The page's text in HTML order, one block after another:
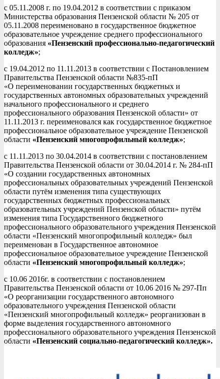
с 05.11.2008 г. по 19.04.2012 в соответствии с приказом
Министерства образования Пензенской области № 205 от
05.11.2008 переименовано в государственное бюджетное
образовательное учреждение среднего профессионального
образования «Пензенский профессионально-педагогический
колледж»;
с 19.04.2012 по 11.11.2013 в соответствии с Постановлением
Правительства Пензенской области №835-пП
«О переименовании государственных бюджетных и
государственных автономных образовательных учреждений
начального профессионального и среднего
профессионального образования Пензенской области» от
11.11.2013 г. переименовался как государственное бюджетное
профессиональное образовательное учреждение Пензенской
области «Пензенский многопрофильный колледж»;
с 11.11.2013 по 30.04.2014 в соответствии с постановлением
Правительства Пензенской области от 30.04.2014 г. № 284-пП
«О создании государственных автономных
профессиональных образовательных учреждений Пензенской
области путём изменения типа существующих
государственных бюджетных профессиональных
образовательных учреждений Пензенской области» путём
изменения типа Государственного бюджетного
профессионального образовательного учреждения Пензенской
области «Пензенский многопрофильный колледж» был
переименован в Государственное автономное
профессиональное образовательное учреждение Пензенской
области «Пензенский многопрофильный колледж»;
с 10.06 2016г. в соответствии с постановлением
Правительства Пензенской области от 10.06 2016 № 297-Пп
«О реорганизации государственного автономного
образовательного учреждения Пензенской области
«Пензенский многопрофильный колледж» реорганизован в
форме выделения государственного автономного
профессионального образовательного учреждения Пензенской
области «Пензенский социально-педагогический колледж».